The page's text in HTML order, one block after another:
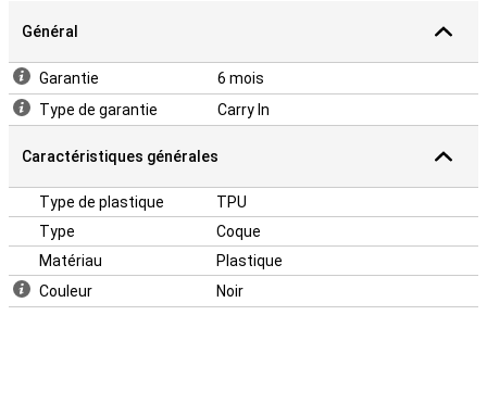
Général
Garantie
6 mois
Type de garantie
Carry In
Caractéristiques générales
Type de plastique
TPU
Type
Coque
Matériau
Plastique
Couleur
Noir